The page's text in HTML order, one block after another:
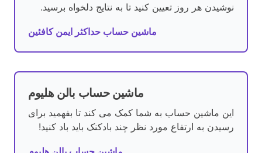
نوشیدن هر روز تعیین کنید تا به نتایج دلخواه برسید.
ماشین حساب حداکثر ایمن کافئین
ماشین حساب بالن هلیوم
این ماشین حساب به شما کمک می کند تا بفهمید برای
رسیدن به ارتفاع مورد نظر چند بادکنک باید باد کنید!